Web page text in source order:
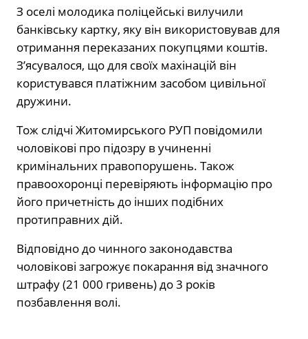
З оселі молодика поліцейські вилучили
банківську картку, яку він використовував для
отримання переказаних покупцями коштів.
З’ясувалося, що для своїх махінацій він
користувався платіжним засобом цивільної
дружини.
Тож слідчі Житомирського РУП повідомили
чоловікові про підозру в учиненні
кримінальних правопорушень. Також
правоохоронці перевіряють інформацію про
його причетність до інших подібних
протиправних дій.
Відповідно до чинного законодавства
чоловікові загрожує покарання від значного
штрафу (21 000 гривень) до 3 років
позбавлення волі.